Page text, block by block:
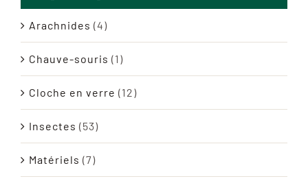
Arachnides (4)
Chauve-souris (1)
Cloche en verre (12)
Insectes (53)
Matériels (7)